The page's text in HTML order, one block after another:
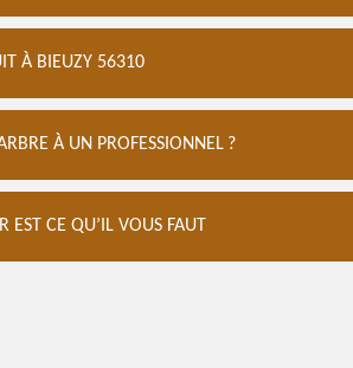
À BIEUZY 56310
À UN PROFESSIONNEL ?
EST CE QU’IL VOUS FAUT